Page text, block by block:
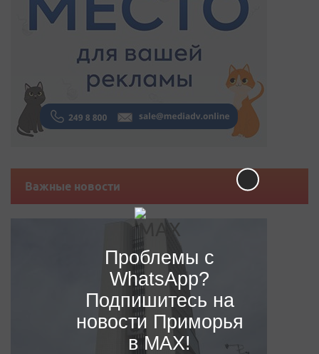
Важные новости
Проблемы с
WhatsApp?
Подпишитесь на
новости Приморья
в MAX!